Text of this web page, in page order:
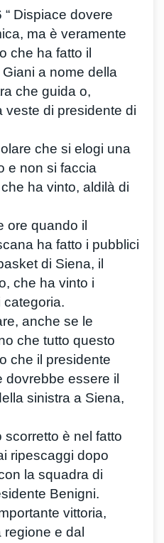
Dispiace dovere
ma è veramente
che ha fatto il
a nome della
che guida o,
veste di presidente di
che si elogi una
e non si faccia
ha vinto, aldilà di
ore quando il
ha fatto i pubblici
di Siena, il
che ha vinto i
categoria.
anche se le
che tutto questo
che il presidente
dovrebbe essere il
sinistra a Siena,
scorretto è nel fatto
ripescaggi dopo
la squadra di
Benigni.
vittoria,
regione e dal